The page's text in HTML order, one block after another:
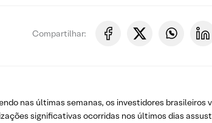
Compartilhar:
nas últimas semanas, os investidores
significativas ocorridas nos últimos dias